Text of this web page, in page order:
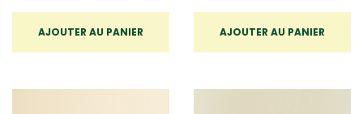
AJOUTER AU PANIER AJOUTER AU PANIER